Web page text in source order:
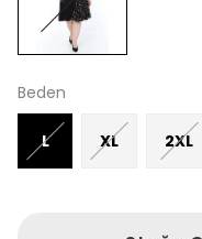
Beden
L XL 2XL